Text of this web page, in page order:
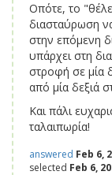
Οπότε, το
διασταύρωση
στην επόμενη
υπάρχει στη
στροφή σε μία
από μία δεξιά
Και πάλι
ταλαιπωρία!
answered Feb 6,
selected Feb 6,